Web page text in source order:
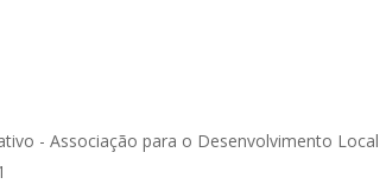
- Associação para o Desenvolvimento Local